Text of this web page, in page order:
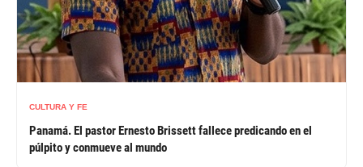
CULTURA Y FE
Panamá. El pastor Ernesto Brissett fallece predicando en el
púlpito y conmueve al mundo